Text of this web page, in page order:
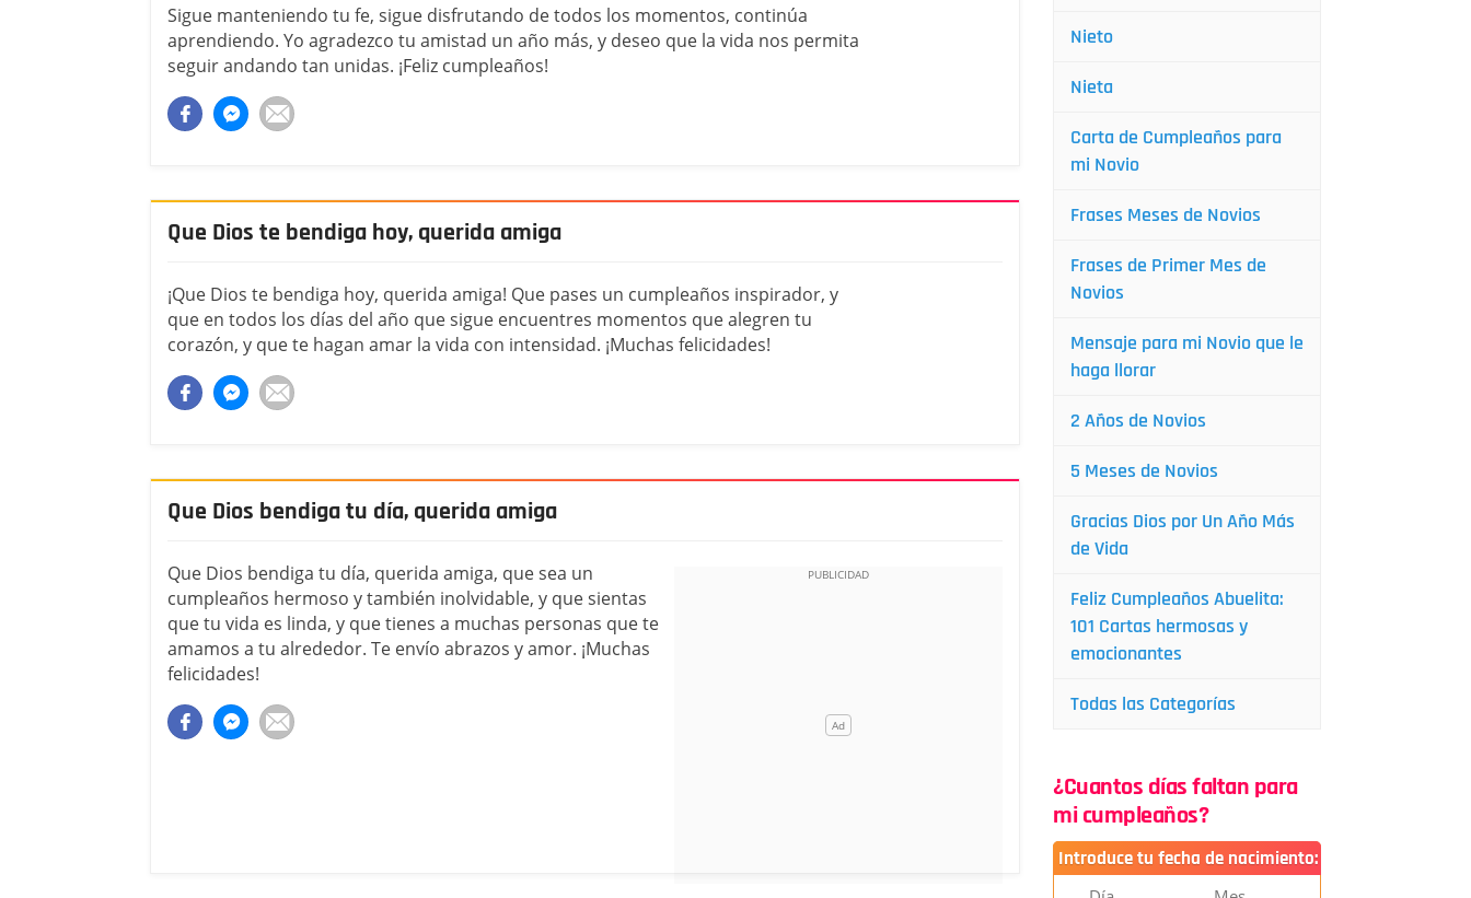
Sigue manteniendo tu fe, sigue disfrutando de todos los momentos, continúa
aprendiendo. Yo agradezco tu amistad un año más, y deseo que la vida nos permita
seguir andando tan unidas. ¡Feliz cumpleaños!
Que Dios te bendiga hoy, querida amiga
¡Que Dios te bendiga hoy, querida amiga! Que pases un cumpleaños inspirador, y
que en todos los días del año que sigue encuentres momentos que alegren tu
corazón, y que te hagan amar la vida con intensidad. ¡Muchas felicidades!
Que Dios bendiga tu día, querida amiga
Que Dios bendiga tu día, querida amiga, que sea un
cumpleaños hermoso y también inolvidable, y que sientas
que tu vida es linda, y que tienes a muchas personas que te
amamos a tu alrededor. Te envío abrazos y amor. ¡Muchas
felicidades!
Nieto
Nieta
Carta de Cumpleaños para
mi Novio
Frases Meses de Novios
Frases de Primer Mes de
Novios
Mensaje para mi Novio que le
haga llorar
2 Años de Novios
5 Meses de Novios
Gracias Dios por Un Año Más
de Vida
Feliz Cumpleaños Abuelita:
101 Cartas hermosas y
emocionantes
Todas las Categorías
¿Cuantos días faltan para
mi cumpleaños?
Introduce tu fecha de nacimiento: